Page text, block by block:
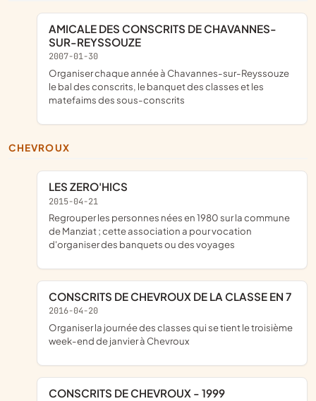
AMICALE DES CONSCRITS DE CHAVANNES-
SUR-REYSSOUZE
2007-01-30
organiser chaque année à Chavannes-sur-Reyssouze
le bal des conscrits, le banquet des classes et les
matefaims des sous-conscrits
CHEVROUX
LES ZERO'HICS
2015-04-21
regrouper les personnes nées en 1980 sur la commune
de Manziat ; cette association a pour vocation
d'organiser des banquets ou des voyages
CONSCRITS DE CHEVROUX DE LA CLASSE EN 7
2016-04-20
organiser la journée des classes qui se tient le troisième
week-end de janvier à Chevroux
CONSCRITS DE CHEVROUX - 1999